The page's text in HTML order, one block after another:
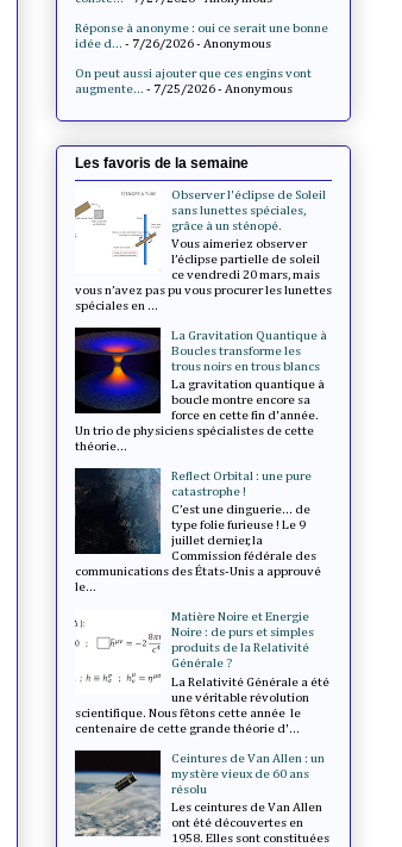
Réponse à anonyme : oui ce serait une bonne
idée d... - 7/26/2026- Anonymous
On peut aussi ajouter que ces engins vont
augmente... - 7/25/2026- Anonymous
Les favoris de la semaine
Observer l'éclipse de Soleil
sans lunettes spéciales,
grâce à un sténopé.
Vous aimeriez observer
l’éclipse partielle de soleil
ce vendredi 20 mars, mais
vous n’avez pas pu vous procurer les lunettes
spéciales en ...
La Gravitation Quantique à
Boucles transforme les
trous noirs en trous blancs
La gravitation quantique à
boucle montre encore sa
force en cette fin d'année.
Un trio de physiciens spécialistes de cette
théorie...
Reflect Orbital : une pure
catastrophe !
C’est une dinguerie... de
type folie furieuse ! Le 9
juillet dernier, la
Commission fédérale des
communications des États-Unis a approuvé
le...
Matière Noire et Energie
Noire : de purs et simples
produits de la Relativité
Générale ?
La Relativité Générale a été
une véritable révolution
scientifique. Nous fêtons cette année le
centenaire de cette grande théorie d'...
Ceintures de Van Allen : un
mystère vieux de 60 ans
résolu
Les ceintures de Van Allen
ont été découvertes en
1958. Elles sont constituées